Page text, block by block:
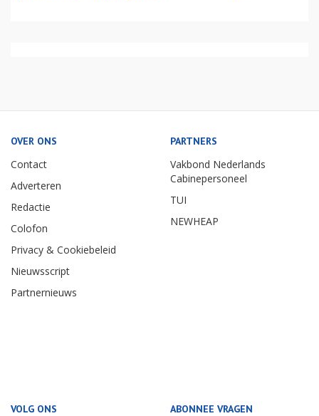
OVER ONS
Contact
Adverteren
Redactie
Colofon
Privacy & Cookiebeleid
Nieuwsscript
Partnernieuws
PARTNERS
Vakbond Nederlands
Cabinepersoneel
TUI
NEWHEAP
VOLG ONS ABONNEE VRAGEN